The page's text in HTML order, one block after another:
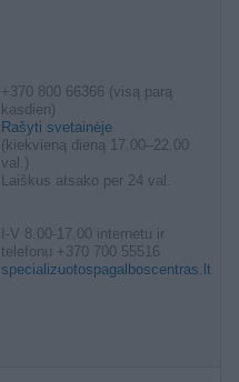
+370 800 66366 (visą parą
kasdien)
Rašyti svetainėje
(kiekvieną dieną 17.00–22.00
val.)
Laiškus atsako per 24 val.
I-V 8.00-17.00 internetu ir
telefonu +370 700 55516
specializuotospagalboscentras.lt